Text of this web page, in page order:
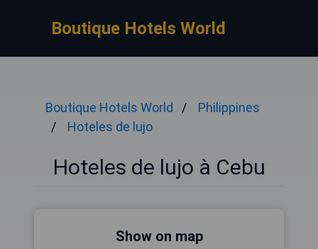
Boutique Hotels World
Boutique Hotels World
Philippines
Hoteles de lujo
Hoteles de lujo à Cebu
Show on map